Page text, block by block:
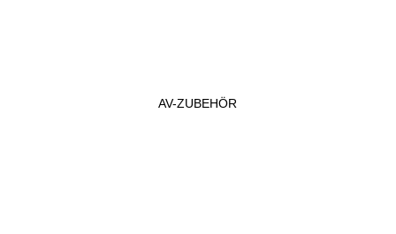
AV-ZUBEHÖR